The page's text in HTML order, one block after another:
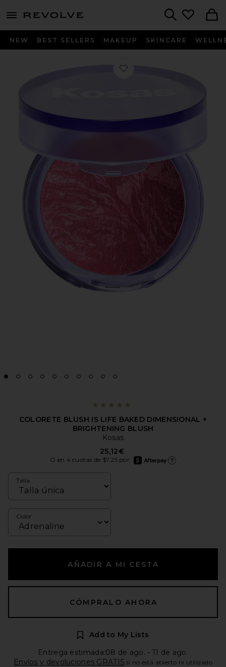
menu - shows more content
NEW BEST SELLERS MAKEUP SKINCARE
Favorito COLORETE BLUSH IS
COLORETE BLUSH IS LIFE BAKED DIMENSIONAL +
BRIGHTENING BLUSH
Kosas
25,12€
O en 4 cuotas de $7.25 por
afterpay
Talla
Color
AÑADIR A MI CESTA
CÓMPRALO AHORA
Add to My Lists
Entrega estimada:08 de ago. - 11 de ago.
Envíos y devoluciones GRATIS si no está abierto ni utilizado